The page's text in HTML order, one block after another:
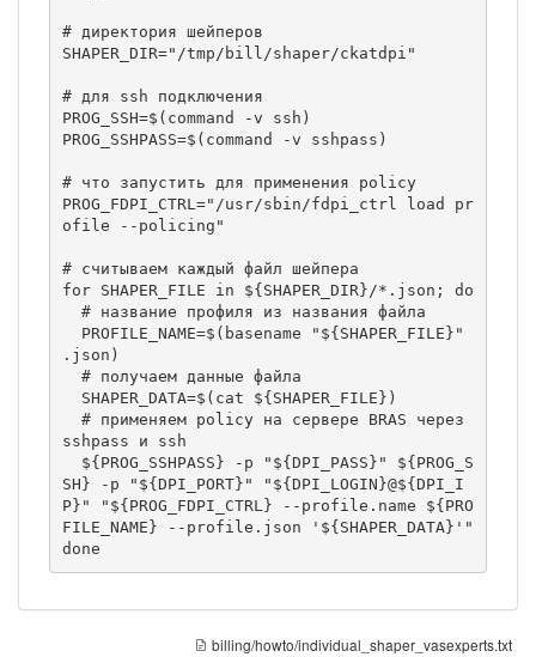
# директория шейперов
SHAPER_DIR="/tmp/bill/shaper/ckatdpi"
# для ssh подключения
PROG_SSH=$(command -v ssh)
PROG_SSHPASS=$(command -v sshpass)
# что запустить для применения policy
PROG_FDPI_CTRL="/usr/sbin/fdpi_ctrl load pr
ofile --policing"
# считываем каждый файл шейпера
for SHAPER_FILE in ${SHAPER_DIR}/*.json; do
.json)
sshpass и ssh
SH} -p "${DPI_PORT}" "${DPI_LOGIN}@${DPI_I
P}" "${PROG_FDPI_CTRL} --profile.name ${PRO
FILE_NAME} --profile.json '${SHAPER_DATA}'"
done
billing/howto/individual_shaper_vasexperts.txt